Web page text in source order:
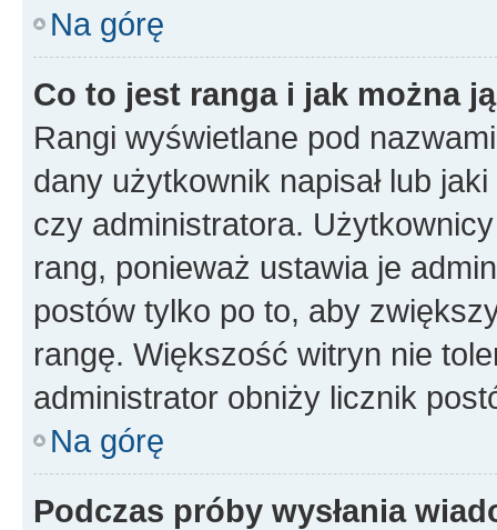
Na górę
Co to jest ranga i jak można
Rangi wyświetlane pod
dany użytkownik napisał lub
czy administratora.
rang, ponieważ ustawia je
postów tylko po to, aby
rangę. Większość witryn nie
administrator obniży licznik
Na górę
Podczas próby wysłania